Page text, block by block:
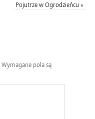
Pojutrze w Ogrodzieńcu»
Wymagane pola są